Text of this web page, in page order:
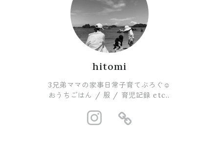
hitomi
3兄弟ママの家事日常子育てぶろぐ☺︎
おうちごはん / 服 / 育児記録 etc..
https://